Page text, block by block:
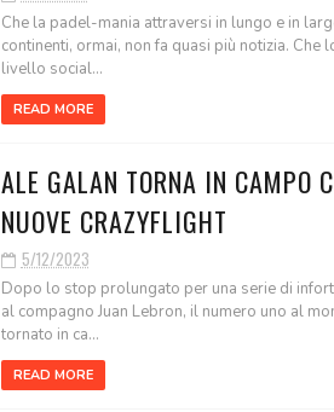
Che la padel-mania attraversi in lungo e in
continenti, ormai, non fa quasi più notizia. Che
livello social...
READ MORE
ALE GALAN TORNA IN CAMPO
NUOVE CRAZYFLIGHT
5/12/2023
Dopo lo stop prolungato per una serie di
al compagno Juan Lebron, il numero uno al
tornato in ca...
READ MORE